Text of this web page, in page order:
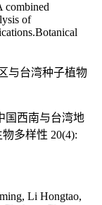
combined
of
与台湾种子植物
国西南与台湾地
多样性 20(4):
Li Hongtao,